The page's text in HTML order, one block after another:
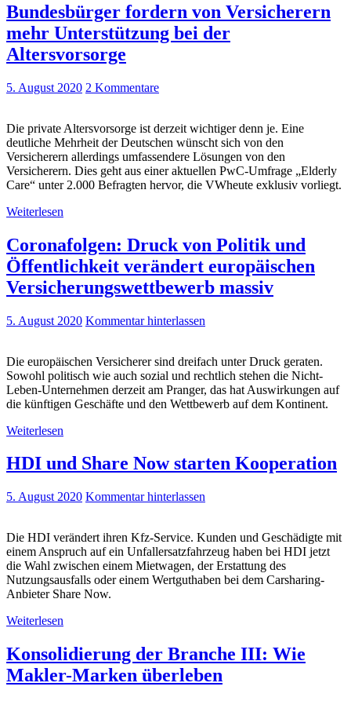
Bundesbürger fordern von Versicherern
mehr Unterstützung bei der
Altersvorsorge
5. August 2020 2 Kommentare
Die private Altersvorsorge ist derzeit wichtiger denn je. Eine
deutliche Mehrheit der Deutschen wünscht sich von den
Versicherern allerdings umfassendere Lösungen von den
Versicherern. Dies geht aus einer aktuellen PwC-Umfrage „Elderly
Care“ unter 2.000 Befragten hervor, die VWheute exklusiv vorliegt.
Weiterlesen
Coronafolgen: Druck von Politik und
Öffentlichkeit verändert europäischen
Versicherungswettbewerb massiv
5. August 2020 Kommentar hinterlassen
Die europäischen Versicherer sind dreifach unter Druck geraten.
Sowohl politisch wie auch sozial und rechtlich stehen die Nicht-
Leben-Unternehmen derzeit am Pranger, das hat Auswirkungen auf
die künftigen Geschäfte und den Wettbewerb auf dem Kontinent.
Weiterlesen
HDI und Share Now starten Kooperation
5. August 2020 Kommentar hinterlassen
Die HDI verändert ihren Kfz-Service. Kunden und Geschädigte mit
einem Anspruch auf ein Unfallersatzfahrzeug haben bei HDI jetzt
die Wahl zwischen einem Mietwagen, der Erstattung des
Nutzungsausfalls oder einem Wertguthaben bei dem Carsharing-
Anbieter Share Now.
Weiterlesen
Konsolidierung der Branche III: Wie
Makler-Marken überleben